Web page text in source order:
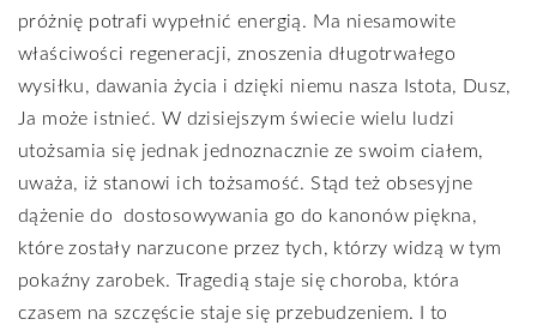
próżnię potrafi wypełnić energią. Ma niesamowite
właściwości regeneracji, znoszenia długotrwałego
wysiłku, dawania życia i dzięki niemu nasza Istota, Dusz,
Ja może istnieć. W dzisiejszym świecie wielu ludzi
utożsamia się jednak jednoznacznie ze swoim ciałem,
uważa, iż stanowi ich tożsamość. Stąd też obsesyjne
dążenie do
dostosowywania go do kanonów piękna,
które zostały narzucone przez tych, którzy widzą w tym
pokaźny zarobek. Tragedią staje się choroba, która
czasem na szczęście staje się przebudzeniem. I to